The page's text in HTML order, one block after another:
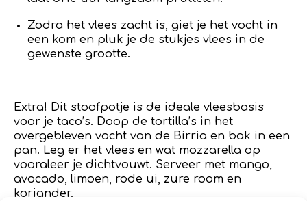
Zodra het vlees zacht is, giet je het vocht in
een kom en pluk je de stukjes vlees in de
gewenste grootte.
Extra! Dit stoofpotje is de ideale vleesbasis
voor je taco’s. Doop de tortilla’s in het
overgebleven vocht van de Birria en bak in een
pan. Leg er het vlees en wat mozzarella op
vooraleer je dichtvouwt. Serveer met mango,
avocado, limoen, rode ui, zure room en
koriander.